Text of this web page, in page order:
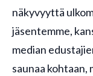
näkyvyyttä
jäsentemme,
median
saunaa kohtaan,